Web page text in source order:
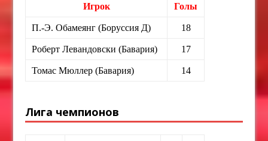
Игрок Голы
П.-Э. Обамеянг (Боруссия Д) 18
Роберт Левандовски (Бавария) 17
Томас Мюллер (Бавария) 14
Лига чемпионов